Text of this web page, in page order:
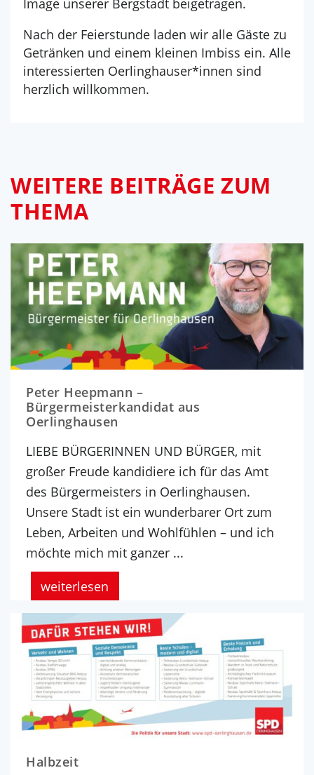
Image unserer Bergstadt beigetragen.
Nach der Feierstunde laden wir alle Gäste zu
Getränken und einem kleinen Imbiss ein. Alle
interessierten Oerlinghauser*innen sind
herzlich willkommen.
WEITERE BEITRÄGE ZUM
THEMA
Peter Heepmann –
Bürgermeisterkandidat aus
Oerlinghausen
LIEBE BÜRGERINNEN UND BÜRGER, mit
großer Freude kandidiere ich für das Amt
des Bürgermeisters in Oerlinghausen.
Unsere Stadt ist ein wunderbarer Ort zum
Leben, Arbeiten und Wohlfühlen – und ich
möchte mich mit ganzer ...
weiterlesen
Halbzeit